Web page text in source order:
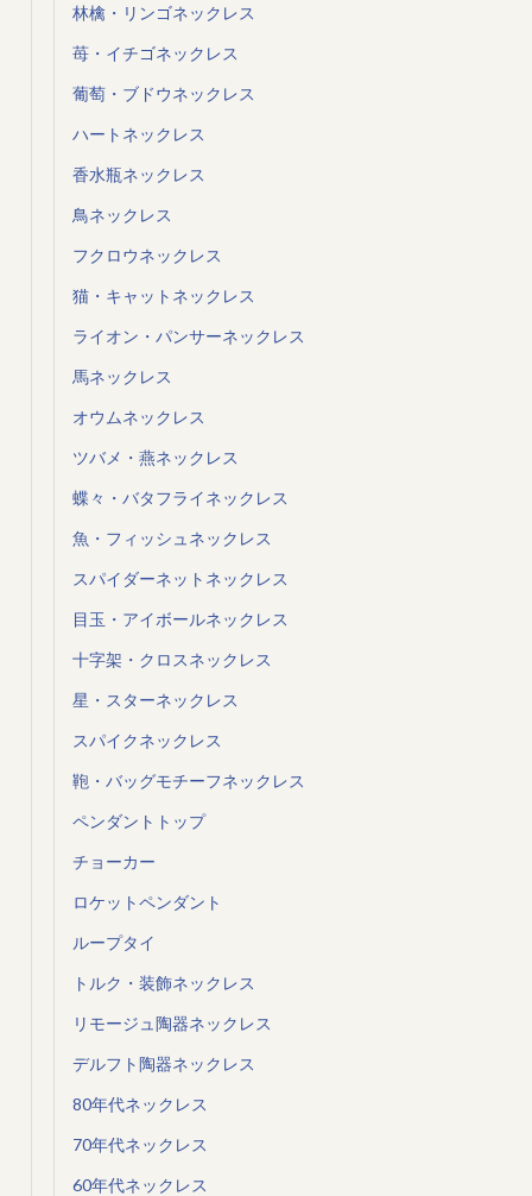
林檎・リンゴネックレス
苺・イチゴネックレス
葡萄・ブドウネックレス
ハートネックレス
香水瓶ネックレス
鳥ネックレス
フクロウネックレス
猫・キャットネックレス
ライオン・パンサーネックレス
馬ネックレス
オウムネックレス
ツバメ・燕ネックレス
蝶々・バタフライネックレス
魚・フィッシュネックレス
スパイダーネットネックレス
目玉・アイボールネックレス
十字架・クロスネックレス
星・スターネックレス
スパイクネックレス
鞄・バッグモチーフネックレス
ペンダントトップ
チョーカー
ロケットペンダント
ループタイ
トルク・装飾ネックレス
リモージュ陶器ネックレス
デルフト陶器ネックレス
80年代ネックレス
70年代ネックレス
60年代ネックレス